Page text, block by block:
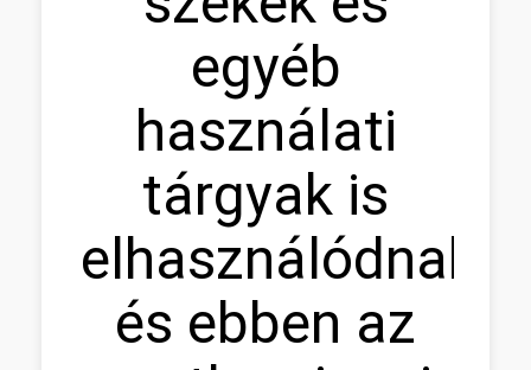
egyéb
használati
tárgyak is
elhasználódnak,
és ebben az